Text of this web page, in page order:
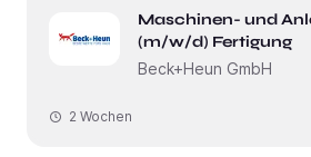
Maschinen- und
(m/w/d) Fertigung
Beck+Heun GmbH
2 Wochen